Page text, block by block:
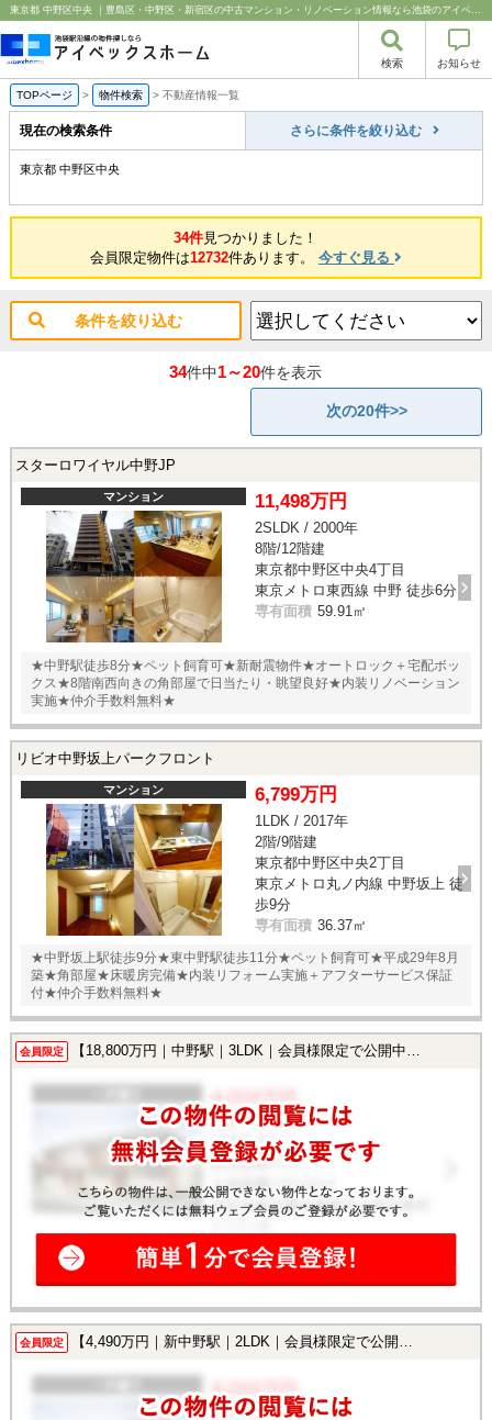
東京都 中野区中央 ｜豊島区・中野区・新宿区の中古マンション・リノベーション情報なら池袋のアイベックスホーム！
検索 お知らせ
TOPページ > 物件検索 > 不動産情報一覧
現在の検索条件 さらに条件を絞り込む
東京都 中野区中央
34件見つかりました！
会員限定物件は12732件あります。 今すぐ見る
条件を絞り込む
34件中1～20件を表示
次の20件>>
スターロワイヤル中野JP
マンション 11,498万円
2SLDK / 2000年
8階/12階建
東京都中野区中央4丁目
東京メトロ東西線 中野 徒歩6分
専有面積 59.91㎡
★中野駅徒歩8分★ペット飼育可★新耐震物件★オートロック＋宅配ボッ
クス★8階南西向きの角部屋で日当たり・眺望良好★内装リノベーション
実施★仲介手数料無料★
リビオ中野坂上パークフロント
マンション 6,799万円
1LDK / 2017年
2階/9階建
東京都中野区中央2丁目
東京メトロ丸ノ内線 中野坂上 徒
歩9分
専有面積 36.37㎡
★中野坂上駅徒歩9分★東中野駅徒歩11分★ペット飼育可★平成29年8月
築★角部屋★床暖房完備★内装リフォーム実施＋アフターサービス保証
付★仲介手数料無料★
会員限定 【18,800万円｜中野駅｜3LDK｜会員様限定で公開中！】
会員限定 【4,490万円｜新中野駅｜2LDK｜会員様限定で公開中！】